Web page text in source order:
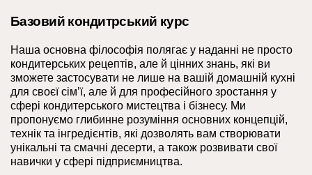
Базовий кондитрський курс
Наша основна філософія полягає у наданні не просто
кондитерських рецептів, але й цінних знань, які ви
зможете застосувати не лише на вашій домашній кухні
для своєї сім’ї, але й для професійного зростання у
сфері кондитерського мистецтва і бізнесу. Ми
пропонуємо глибинне розуміння основних концепцій,
технік та інгредієнтів, які дозволять вам створювати
унікальні та смачні десерти, а також розвивати свої
навички у сфері підприємництва.